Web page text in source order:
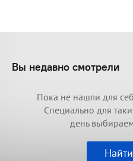
Вы недавно смотрели
Пока не нашли для
Специально для
день